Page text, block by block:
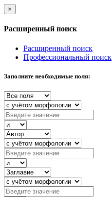
×
Расширенный поиск
Расширенный поиск
Профессиональный поиск
Заполните необходимые поля: